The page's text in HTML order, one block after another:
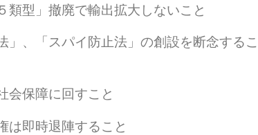
類型」撤廃で輸出拡大しないこと
」、「スパイ防止法」の創設を断念するこ
会保障に回すこと
は即時退陣すること